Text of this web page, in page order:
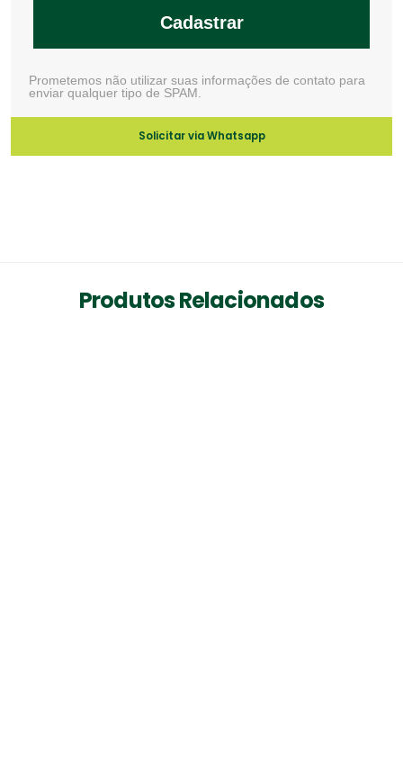
Cadastrar
Prometemos não utilizar suas informações de contato para
enviar qualquer tipo de SPAM.
Solicitar via Whatsapp
Produtos Relacionados